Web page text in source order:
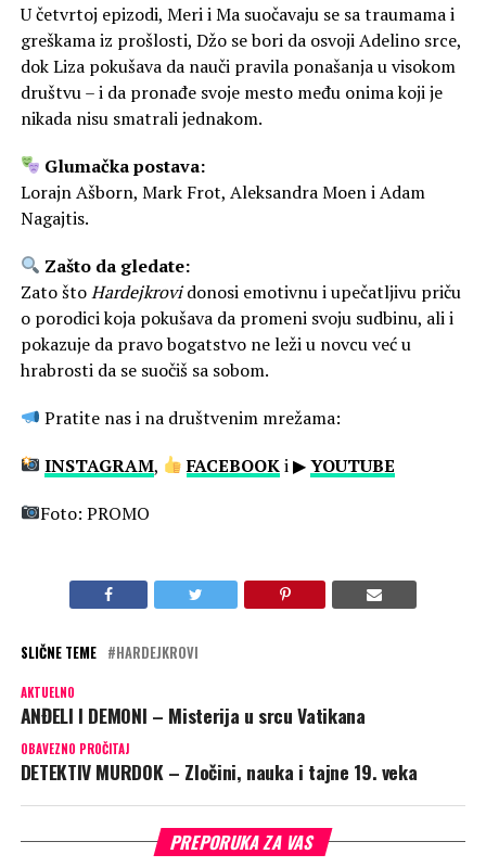
U četvrtoj epizodi, Meri i Ma suočavaju se sa traumama i
greškama iz prošlosti, Džo se bori da osvoji Adelino srce,
dok Liza pokušava da nauči pravila ponašanja u visokom
društvu – i da pronađe svoje mesto među onima koji je
nikada nisu smatrali jednakom.
Glumačka postava:
Lorajn Ašborn, Mark Frot, Aleksandra Moen i Adam
Nagajtis.
Zašto da gledate:
Zato štoHardejkrovidonosi emotivnu i upečatljivu priču
o porodici koja pokušava da promeni svoju sudbinu, ali i
pokazuje da pravo bogatstvo ne leži u novcu već u
hrabrosti da se suočiš sa sobom.
Pratite nas i na društvenim mrežama:
INSTAGRAM, FACEBOOKi ▶YOUTUBE
Foto: PROMO
SLIČNE TEME HARDEJKROVI
AKTUELNO
ANĐELI I DEMONI – Misterija u srcu Vatikana
OBAVEZNO PROČITAJ
DETEKTIV MURDOK – Zločini, nauka i tajne 19. veka
PREPORUKA ZA VAS